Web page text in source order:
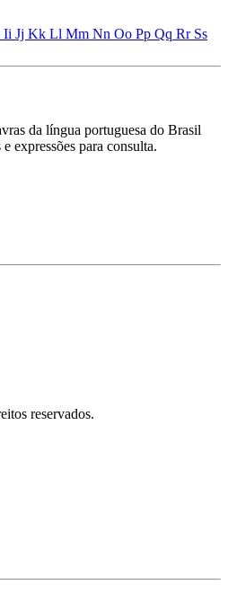
Ii Jj Kk Ll Mm Nn Oo Pp Qq Rr Ss
da língua portuguesa do Brasil
expressões para consulta.
reservados.